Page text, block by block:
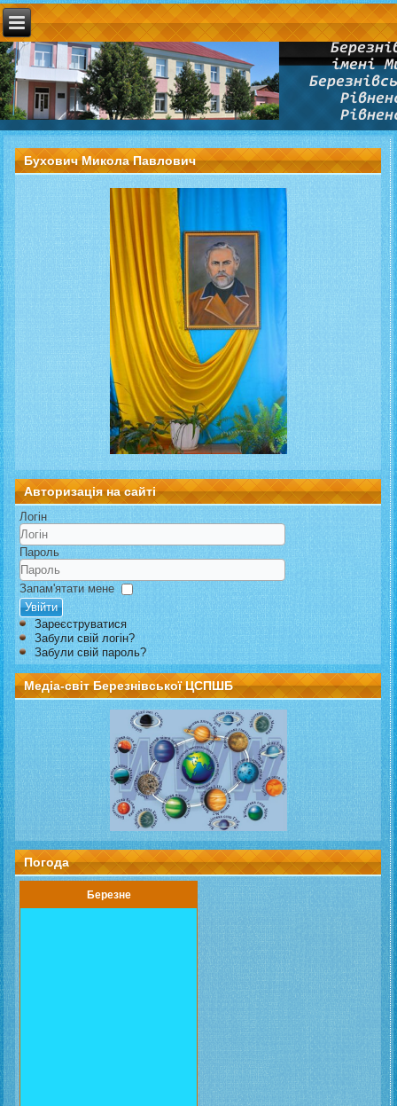
Бухович Микола Павлович
Авторизація на сайті
Логін
Пароль
Запам'ятати мене
Увійти
Зареєструватися
Забули свій логін?
Забули свій пароль?
Медіа-світ Березнівської ЦСПШБ
Погода
Березне